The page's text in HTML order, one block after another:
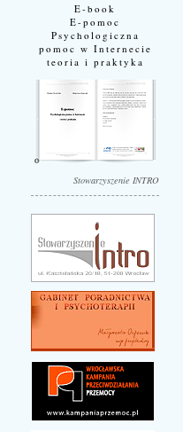
E-book
E-pomoc
Psychologiczna
pomoc w Internecie
teoria i praktyka
Stowarzyszenie INTRO